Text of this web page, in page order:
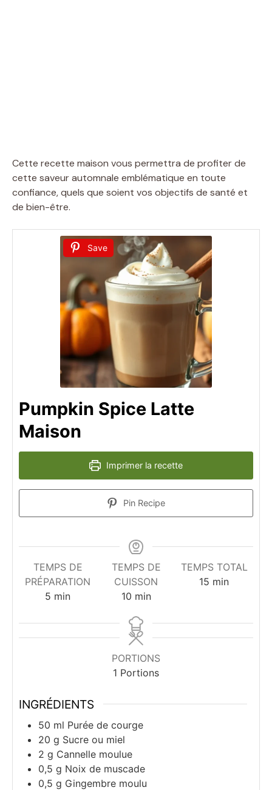
Cette recette maison vous permettra de profiter de
cette saveur automnale emblématique en toute
confiance, quels que soient vos objectifs de santé et
de bien-être.
Save
Pumpkin Spice Latte
Maison
Imprimer la recette
Pin Recipe
TEMPS DE
PRÉPARATION
5 minutes
min
TEMPS DE
CUISSON
10minutes
min
TEMPS TOTAL
15 minutes
min
PORTIONS
1 Portions
INGRÉDIENTS
50 ml Purée de courge
20 g Sucre ou miel
2 g Cannelle moulue
0,5 g Noix de muscade
0,5 g Gingembre moulu